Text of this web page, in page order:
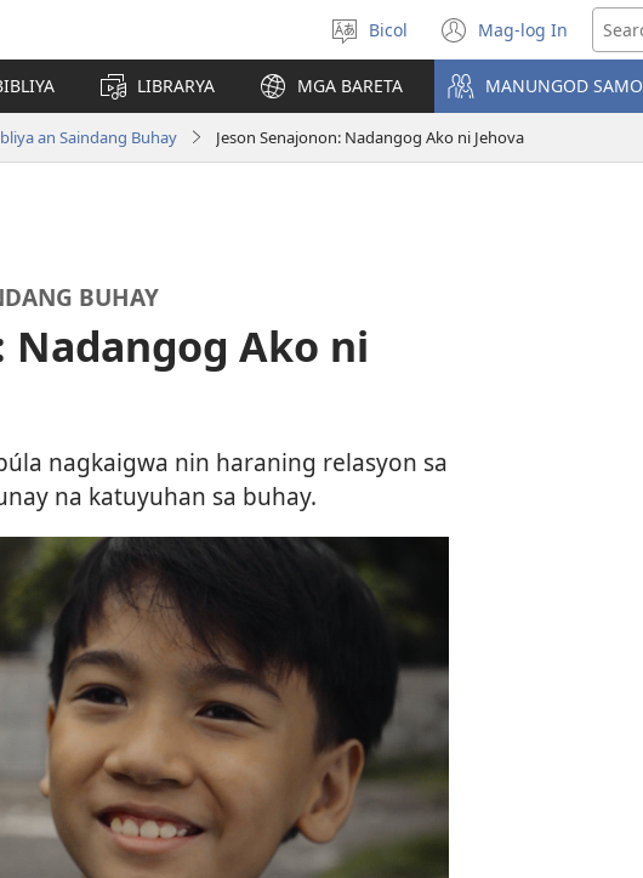
Pumili
nin
lengguwahe
Bicol Mag-log In
(opens
new
window)
LIBRARYA MGA BARETA MANUNGOD SAMO
an Saindang Buhay Jeson Senajonon: Nadangog Ako ni Jehova
BUHAY
Nadangog Ako ni
nagkaigwa nin haraning relasyon sa
na katuyuhan sa buhay.